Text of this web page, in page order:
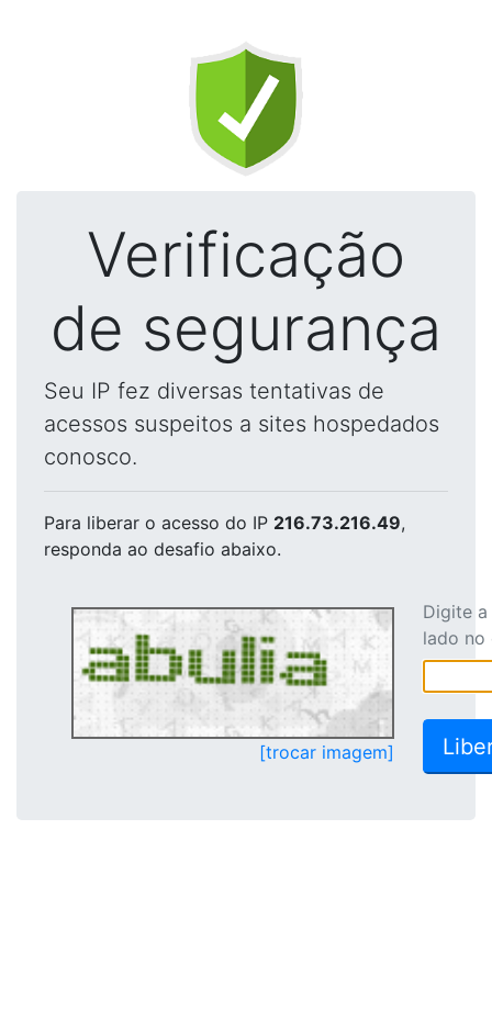
Verificação
de segurança
Seu IP fez diversas tentativas de
acessos suspeitos a sites hospedados
conosco.
Para liberar o acesso do IP 216.73.216.49,
responda ao desafio abaixo.
[trocar imagem]
Digite
lado no